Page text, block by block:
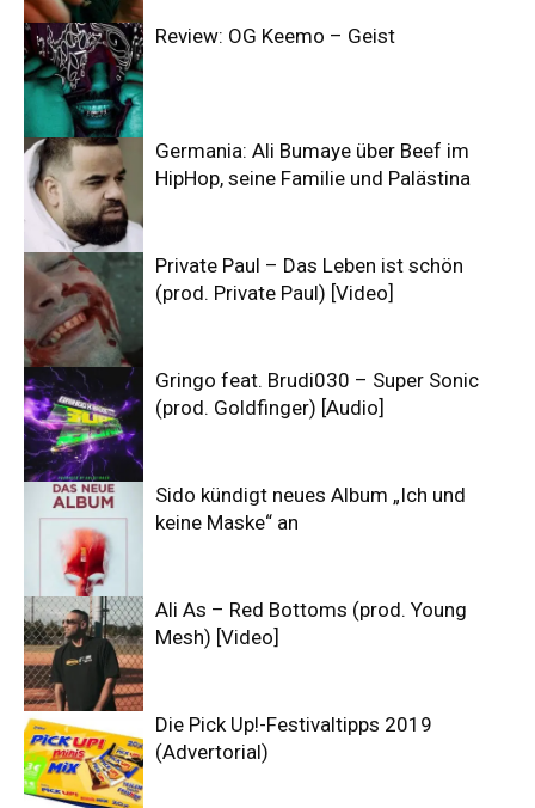
Review: OG Keemo – Geist
Germania: Ali Bumaye über Beef im
HipHop, seine Familie und Palästina
Private Paul – Das Leben ist schön
(prod. Private Paul) [Video]
Gringo feat. Brudi030 – Super Sonic
(prod. Goldfinger) [Audio]
Sido kündigt neues Album „Ich und
keine Maske“ an
Ali As – Red Bottoms (prod. Young
Mesh) [Video]
Die Pick Up!-Festivaltipps 2019
(Advertorial)